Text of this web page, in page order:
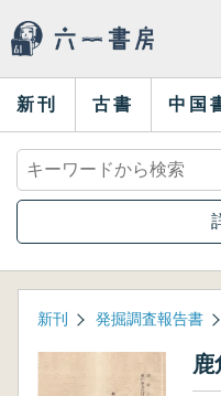
新刊 古書 中国
新刊 発掘調査報告書
鹿